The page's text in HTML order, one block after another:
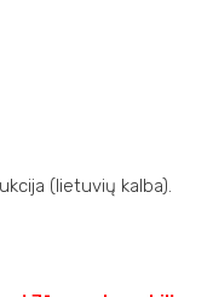
(lietuvių kalba).